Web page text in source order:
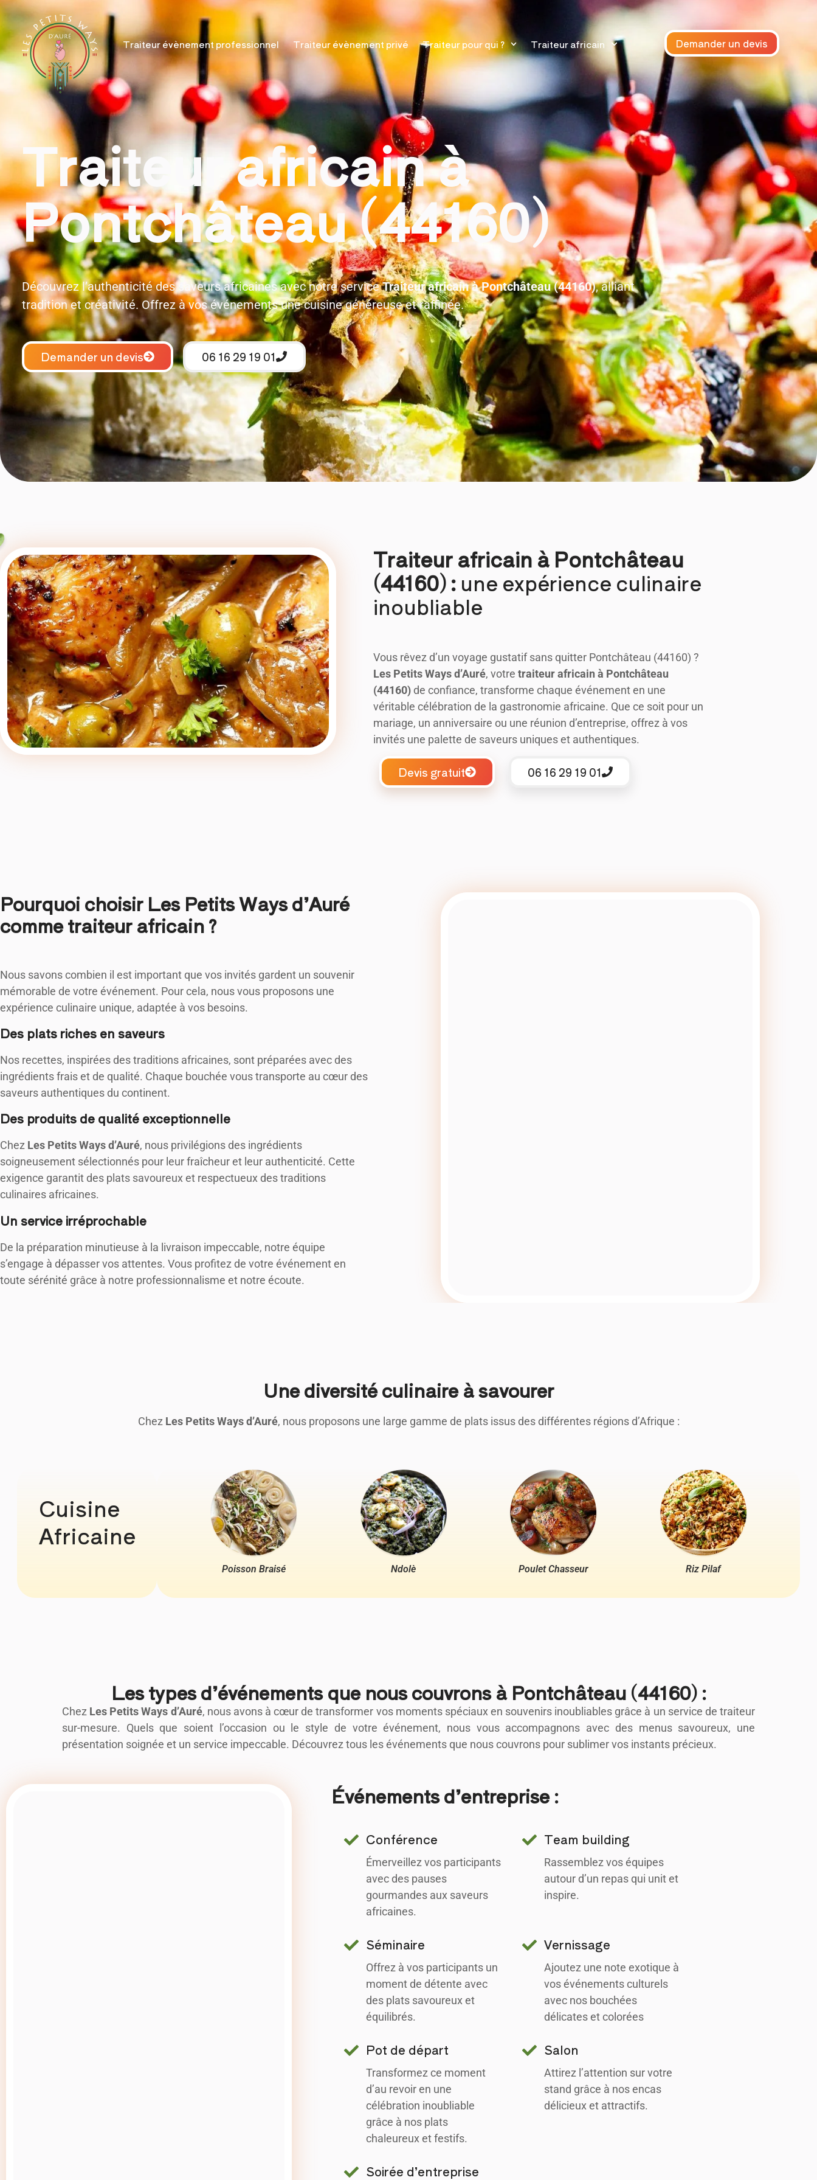
Traiteur évènement professionnel Traiteur évènement privé Traiteur pour qui ? Traiteur africain Demander un devis
Traiteur africain à
Pontchâteau (44160)
Découvrez l’authenticité des saveurs africaines avec notre serviceTraiteur africain à Pontchâteau (44160), alliant
tradition et créativité. Offrez à vos événements une cuisine généreuse et raffinée.
Demander un devis 06 16 29 19 01
Traiteur africain à Pontchâteau
(44160) : une expérience culinaire
inoubliable
Vous rêvez d’un voyage gustatif sans quitter Pontchâteau (44160) ?
Les Petits Ways d’Auré, votretraiteur africain à Pontchâteau
(44160) de confiance, transforme chaque événement en une
véritable célébration de la gastronomie africaine. Que ce soit pour un
mariage, un anniversaire ou une réunion d’entreprise, offrez à vos
invités une palette de saveurs uniques et authentiques.
Devis gratuit 06 16 29 19 01
Pourquoi choisir Les Petits Ways d’Auré
comme traiteur africain ?
Nous savons combien il est important que vos invités gardent un souvenir
mémorable de votre événement. Pour cela, nous vous proposons une
expérience culinaire unique, adaptée à vos besoins.
Des plats riches en saveurs
Nos recettes, inspirées des traditions africaines, sont préparées avec des
ingrédients frais et de qualité. Chaque bouchée vous transporte au cœur des
saveurs authentiques du continent.
Des produits de qualité exceptionnelle
Chez Les Petits Ways d’Auré, nous privilégions des ingrédients
soigneusement sélectionnés pour leur fraîcheur et leur authenticité. Cette
exigence garantit des plats savoureux et respectueux des traditions
culinaires africaines.
Un service irréprochable
De la préparation minutieuse à la livraison impeccable, notre équipe
s’engage à dépasser vos attentes. Vous profitez de votre événement en
toute sérénité grâce à notre professionnalisme et notre écoute.
Une diversité culinaire à savourer
Chez Les Petits Ways d’Auré, nous proposons une large gamme de plats issus des différentes régions d’Afrique :
Cuisine
Africaine
Poisson Braisé Ndolè Poulet Chasseur Riz Pilaf
Les types d’événements que nous couvrons à Pontchâteau (44160) :
Chez Les Petits Ways d’Auré, nous avons à cœur de transformer vos moments spéciaux en souvenirs inoubliables grâce à un service de traiteur
sur-mesure. Quels que soient l’occasion ou le style de votre événement, nous vous accompagnons avec des menus savoureux, une
présentation soignée et un service impeccable. Découvrez tous les événements que nous couvrons pour sublimer vos instants précieux.
Événements d’entreprise :
Conférence
Émerveillez vos participants
avec des pauses
gourmandes aux saveurs
africaines.
Team building
Rassemblez vos équipes
autour d’un repas qui unit et
inspire.
Séminaire
Offrez à vos participants un
moment de détente avec
des plats savoureux et
équilibrés.
Vernissage
Ajoutez une note exotique à
vos événements culturels
avec nos bouchées
délicates et colorées
Pot de départ
Transformez ce moment
d’au revoir en une
célébration inoubliable
grâce à nos plats
chaleureux et festifs.
Salon
Attirez l’attention sur votre
stand grâce à nos encas
délicieux et attractifs.
Soirée d’entreprise